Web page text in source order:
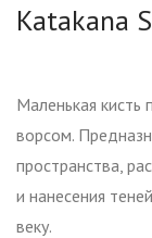
Katakana
Маленькая кисть
ворсом.
пространства,
и нанесения
веку.